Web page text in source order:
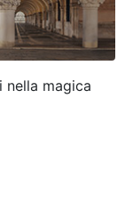
nella magica